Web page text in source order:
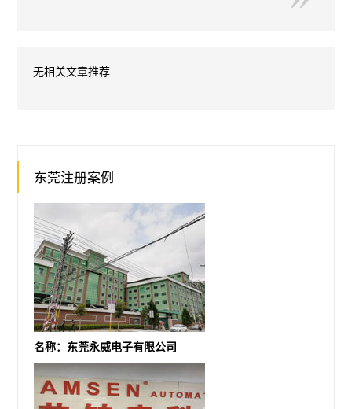
无相关文章推荐
东莞注册案例
名称：东莞永威电子有限公司